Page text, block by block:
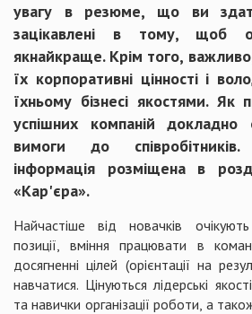
увагу в резюме, що ви
зацікавлені в тому, щоб
якнайкраще. Крім того,
їх корпоративні цінності і
їхньому бізнесі якостями. Як
успішних компаній докладно
вимоги до
інформація розміщена в
«Кар'єра».
Найчастіше від новачків
позиції, вміння працювати в
досягненні цілей (орієнтації на
навчатися. Цінуються лідерські
та навички організації роботи, а